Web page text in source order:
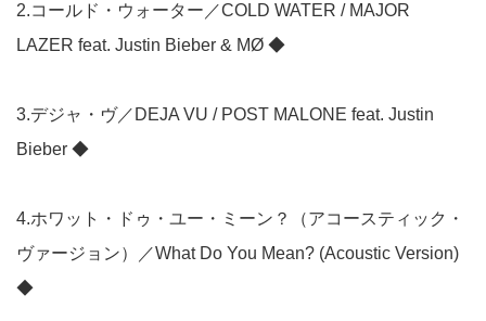
2.コールド・ウォーター／COLD WATER / MAJOR
LAZER feat. Justin Bieber & MØ ◆
3.デジャ・ヴ／DEJA VU / POST MALONE feat. Justin
Bieber ◆
4.ホワット・ドゥ・ユー・ミーン？（アコースティック・
ヴァージョン）／What Do You Mean? (Acoustic Version)
◆